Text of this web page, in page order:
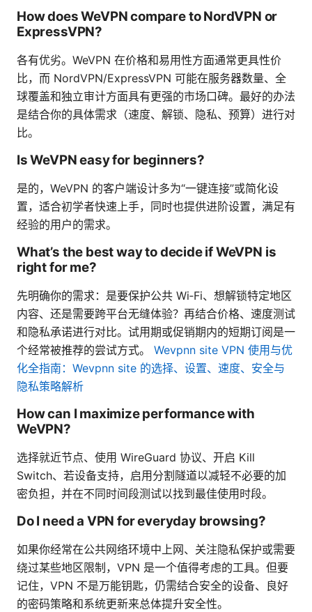
How does WeVPN compare to NordVPN or
ExpressVPN?
各有优劣。WeVPN 在价格和易用性方面通常更具性价
比，而 NordVPN/ExpressVPN 可能在服务器数量、全
球覆盖和独立审计方面具有更强的市场口碑。最好的办法
是结合你的具体需求（速度、解锁、隐私、预算）进行对
比。
Is WeVPN easy for beginners?
是的，WeVPN 的客户端设计多为“一键连接”或简化设
置，适合初学者快速上手，同时也提供进阶设置，满足有
经验的用户的需求。
What’s the best way to decide if WeVPN is
right for me?
先明确你的需求：是要保护公共 Wi‑Fi、想解锁特定地区
内容、还是需要跨平台无缝体验？再结合价格、速度测试
和隐私承诺进行对比。试用期或促销期内的短期订阅是一
个经常被推荐的尝试方式。 Wevpnn site VPN 使用与优
化全指南：Wevpnn site 的选择、设置、速度、安全与
隐私策略解析
How can I maximize performance with
WeVPN?
选择就近节点、使用 WireGuard 协议、开启 Kill
Switch、若设备支持，启用分割隧道以减轻不必要的加
密负担，并在不同时间段测试以找到最佳使用时段。
Do I need a VPN for everyday browsing?
如果你经常在公共网络环境中上网、关注隐私保护或需要
绕过某些地区限制，VPN 是一个值得考虑的工具。但要
记住，VPN 不是万能钥匙，仍需结合安全的设备、良好
的密码策略和系统更新来总体提升安全性。